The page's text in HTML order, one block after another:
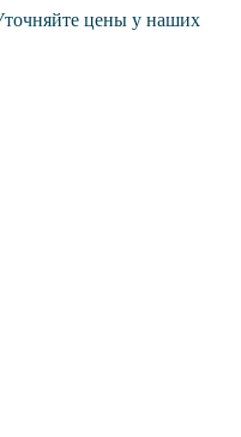
цены у наших